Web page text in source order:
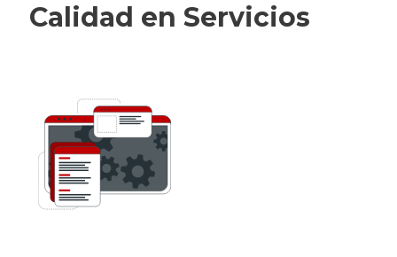
Calidad en Servicios